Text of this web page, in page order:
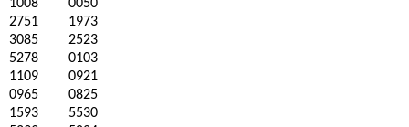
1008
0050
2751
1973
3085
2523
5278
0103
1109
0921
0965
0825
1593
5530